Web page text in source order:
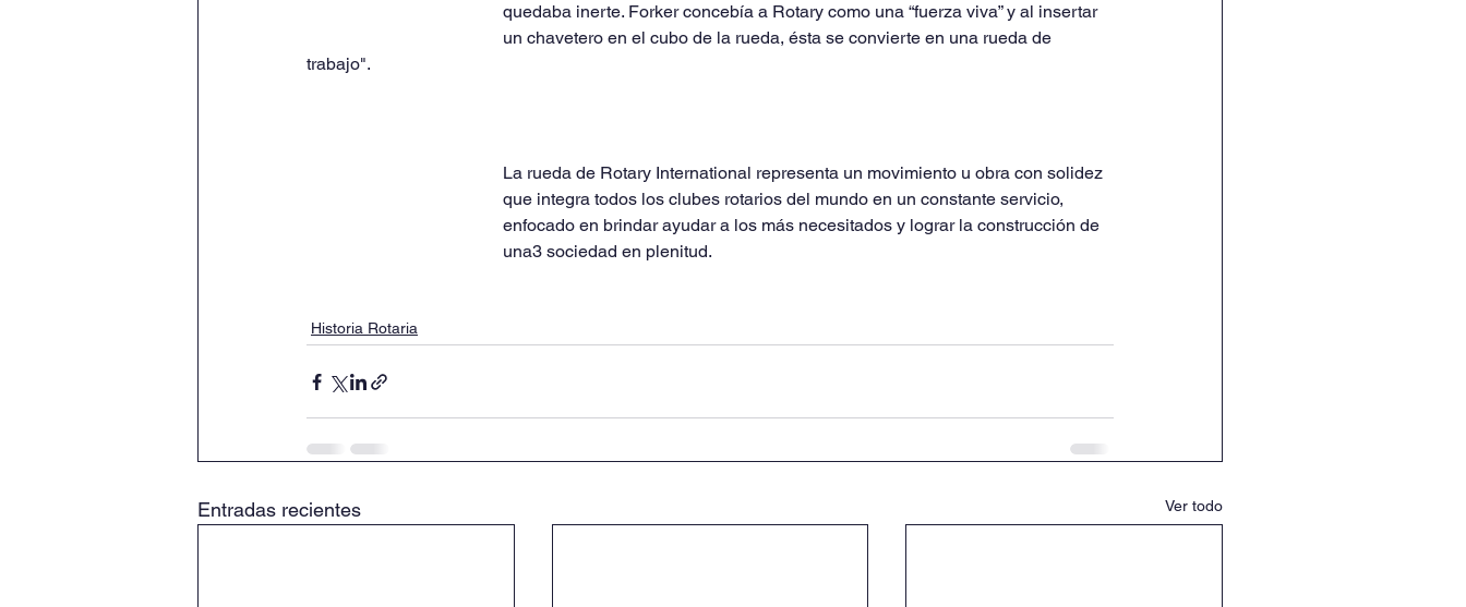
quedaba inerte. Forker concebía a Rotary como una “fuerza viva” y al insertar
un chavetero en el cubo de la rueda, ésta se convierte en una rueda de
trabajo".
La rueda de Rotary International representa un movimiento u obra con solidez
que integra todos los clubes rotarios del mundo en un constante servicio,
enfocado en brindar ayudar a los más necesitados y lograr la construcción de
una3 sociedad en plenitud.
Historia Rotaria
Entradas recientes Ver todo